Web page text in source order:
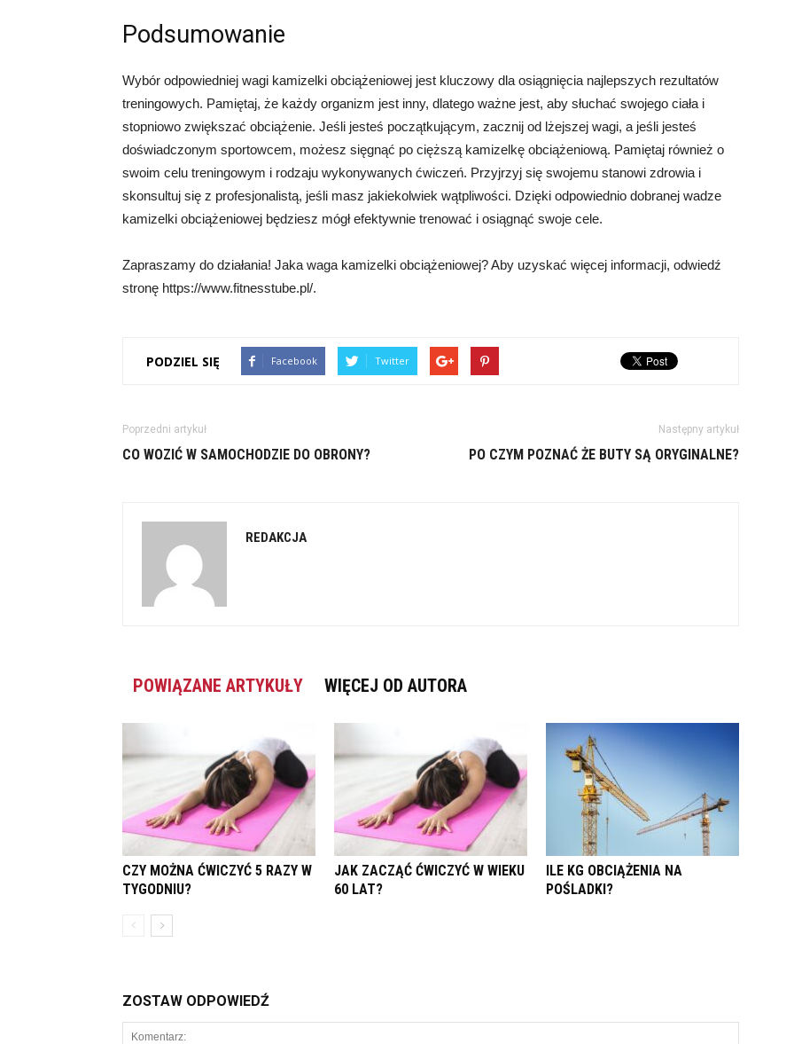
Podsumowanie
Wybór odpowiedniej wagi kamizelki obciążeniowej jest kluczowy dla osiągnięcia najlepszych rezultatów
treningowych. Pamiętaj, że każdy organizm jest inny, dlatego ważne jest, aby słuchać swojego ciała i
stopniowo zwiększać obciążenie. Jeśli jesteś początkującym, zacznij od lżejszej wagi, a jeśli jesteś
doświadczonym sportowcem, możesz sięgnąć po cięższą kamizelkę obciążeniową. Pamiętaj również o
swoim celu treningowym i rodzaju wykonywanych ćwiczeń. Przyjrzyj się swojemu stanowi zdrowia i
skonsultuj się z profesjonalistą, jeśli masz jakiekolwiek wątpliwości. Dzięki odpowiednio dobranej wadze
kamizelki obciążeniowej będziesz mógł efektywnie trenować i osiągnąć swoje cele.
Zapraszamy do działania! Jaka waga kamizelki obciążeniowej? Aby uzyskać więcej informacji, odwiedź
stronę https://www.fitnesstube.pl/.
PODZIEL SIĘ Facebook Twitter
Poprzedni artykuł
CO WOZIĆ W SAMOCHODZIE DO OBRONY?
Następny artykuł
PO CZYM POZNAĆ ŻE BUTY SĄ ORYGINALNE?
REDAKCJA
POWIĄZANE ARTYKUŁY WIĘCEJ OD AUTORA
CZY MOŻNA ĆWICZYĆ 5 RAZY W
TYGODNIU?
JAK ZACZĄĆ ĆWICZYĆ W WIEKU
60 LAT?
ILE KG OBCIĄŻENIA NA
POŚLADKI?
ZOSTAW ODPOWIEDŹ